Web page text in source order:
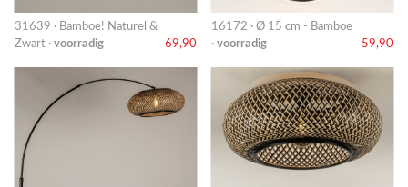
31639 · Bamboe! Naturel &
Zwart · voorradig 69,90
16172 · Ø 15 cm - Bamboe
· voorradig 59,90